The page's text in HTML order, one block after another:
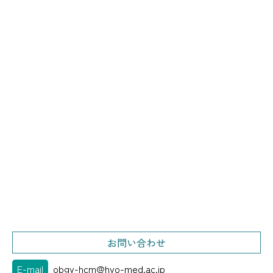
お問い合わせ
E-mail
obgy-hcm@hyo-med.ac.jp